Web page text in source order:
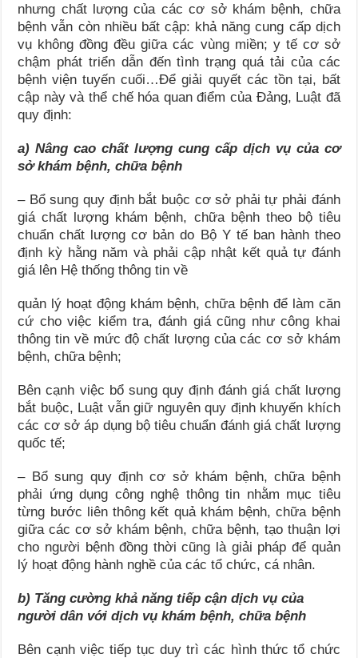
nhưng chất lượng của các cơ sở khám bệnh, chữa
bệnh vẫn còn nhiều bất cập: khả năng cung cấp dịch
vụ không đồng đều giữa các vùng miền; y tế cơ sở
chậm phát triển dẫn đến tình trạng quá tải của các
bệnh viện tuyến cuối…Để giải quyết các tồn tại, bất
cập này và thể chế hóa quan điểm của Đảng, Luật đã
quy định:
a) Nâng cao chất lượng cung cấp dịch vụ của cơ
sở khám bệnh, chữa bệnh
– Bổ sung quy định bắt buộc cơ sở phải tự phải đánh
giá chất lượng khám bệnh, chữa bệnh theo bộ tiêu
chuẩn chất lượng cơ bản do Bộ Y tế ban hành theo
định kỳ hằng năm và phải cập nhật kết quả tự đánh
giá lên Hệ thống thông tin về
quản lý hoạt động khám bệnh, chữa bệnh để làm căn
cứ cho việc kiểm tra, đánh giá cũng như công khai
thông tin về mức độ chất lượng của các cơ sở khám
bệnh, chữa bệnh;
Bên cạnh việc bổ sung quy định đánh giá chất lượng
bắt buộc, Luật vẫn giữ nguyên quy định khuyến khích
các cơ sở áp dụng bộ tiêu chuẩn đánh giá chất lượng
quốc tế;
– Bổ sung quy định cơ sở khám bệnh, chữa bệnh
phải ứng dụng công nghệ thông tin nhằm mục tiêu
từng bước liên thông kết quả khám bệnh, chữa bệnh
giữa các cơ sở khám bệnh, chữa bệnh, tạo thuận lợi
cho người bệnh đồng thời cũng là giải pháp để quản
lý hoạt động hành nghề của các tổ chức, cá nhân.
b) Tăng cường khả năng tiếp cận dịch vụ của
người dân với dịch vụ khám bệnh, chữa bệnh
Bên cạnh việc tiếp tục duy trì các hình thức tổ chức